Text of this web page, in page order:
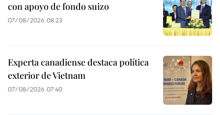
con apoyo de fondo suizo
07/08/2026 08:23
Experta canadiense destaca política
exterior de Vietnam
07/08/2026 07:40